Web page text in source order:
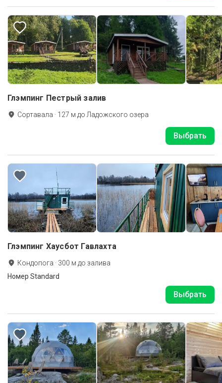
Глэмпинг Пестрый залив
Сортавала · 127 м до Ладожского озера
Выбрать
Глэмпинг Хаусбот Гавлахта
Кондопога · 300 м до залива
Номер Standard
Выбрать